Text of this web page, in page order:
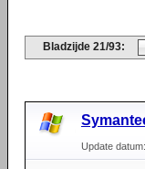
Bladzijde 21/93:
Update datum: